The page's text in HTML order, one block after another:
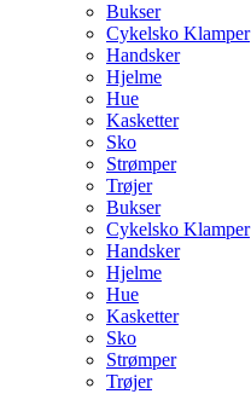
Bukser
Cykelsko Klamper
Handsker
Hjelme
Hue
Kasketter
Sko
Strømper
Trøjer
Bukser
Cykelsko Klamper
Handsker
Hjelme
Hue
Kasketter
Sko
Strømper
Trøjer